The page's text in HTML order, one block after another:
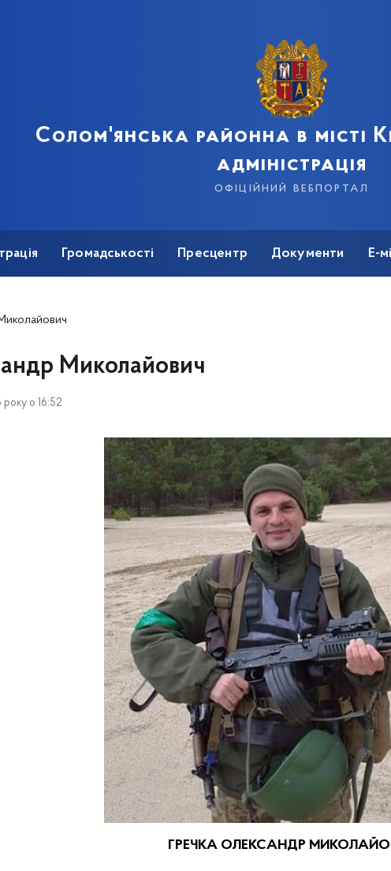
Солом'янська районна в місті
адміністрація
офіційний вебпортал
Громадськості Пресцентр Документи Е-
Миколайович
о 16:52
ГРЕЧКА ОЛЕКСАНДР